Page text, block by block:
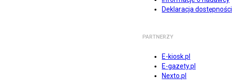
Deklaracja dostępności
PARTNERZY
E-kiosk.pl
E-gazety.pl
Nexto.pl